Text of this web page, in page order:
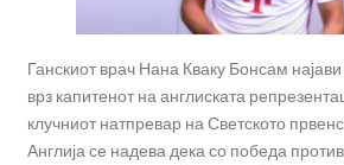
Ганскиот врач Нана Кваку Бонсам
врз капитенот на англиската
клучниот натпревар на Светското
Англија се надева дека со победа